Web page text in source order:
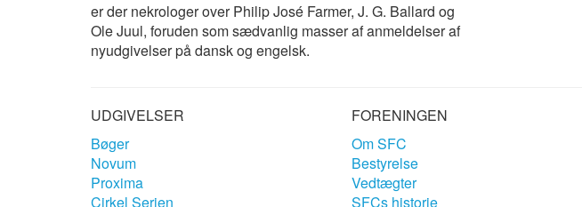
er der nekrologer over Philip José Farmer, J. G. Ballard og
Ole Juul, foruden som sædvanlig masser af anmeldelser af
nyudgivelser på dansk og engelsk.
UDGIVELSER
Bøger
Novum
Proxima
Cirkel Serien
FORENINGEN
Om SFC
Bestyrelse
Vedtægter
SFCs historie